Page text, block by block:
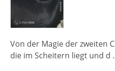
Von der Magie der zweiten
die im Scheitern liegt und d